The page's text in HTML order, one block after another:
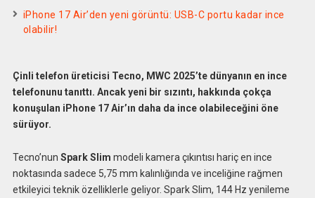
iPhone 17 Air’den yeni görüntü: USB-C portu kadar ince
olabilir!
Çinli telefon üreticisi Tecno, MWC 2025’te dünyanın en ince
telefonunu tanıttı. Ancak yeni bir sızıntı, hakkında çokça
konuşulan iPhone 17 Air’ın daha da ince olabileceğini öne
sürüyor.
Tecno’nun Spark Slim modeli kamera çıkıntısı hariç en ince
noktasında sadece 5,75 mm kalınlığında ve inceliğine rağmen
etkileyici teknik özelliklerle geliyor. Spark Slim, 144 Hz yenileme